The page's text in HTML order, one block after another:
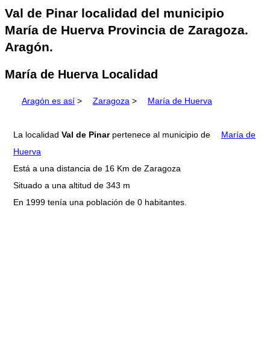
Val de Pinar localidad del municipio
María de Huerva Provincia de Zaragoza.
Aragón.
María de Huerva Localidad
Aragón es así > Zaragoza > María de Huerva
La localidad Val de Pinarpertenece al municipio de
María de
Huerva
Está a una distancia de 16 Km de Zaragoza
Situado a una altitud de 343 m
En 1999 tenía una población de 0 habitantes.